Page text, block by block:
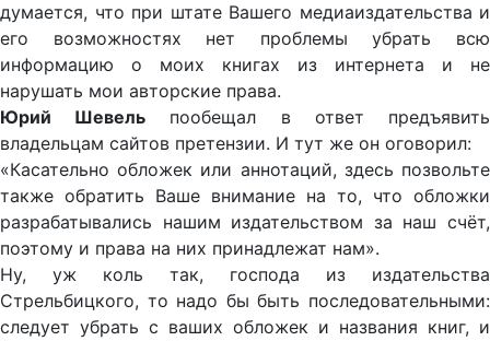
думается, что при штате Вашего медиаиздательства и
его возможностях нет проблемы убрать всю
информацию о моих книгах из интернета и не
нарушать мои авторские права.
Юрий Шевель пообещал в ответ предъявить
владельцам сайтов претензии. И тут же он оговорил:
«Касательно обложек или аннотаций, здесь позвольте
также обратить Ваше внимание на то, что обложки
разрабатывались нашим издательством за наш счёт,
поэтому и права на них принадлежат нам».
Ну, уж коль так, господа из издательства
Стрельбицкого, то надо бы быть последовательными:
следует убрать с ваших обложек и названия книг, и